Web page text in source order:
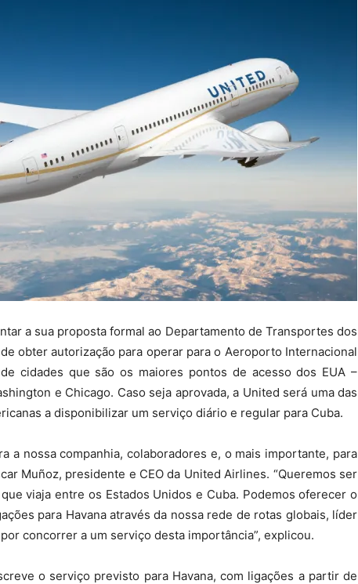
a sua proposta formal ao Departamento de Transportes dos
obter autorização para operar para o Aeroporto Internacional
cidades que são os maiores pontos de acesso dos EUA –
e Chicago. Caso seja aprovada, a United será uma das
a disponibilizar um serviço diário e regular para Cuba.
a nossa companhia, colaboradores e, o mais importante, para
Muñoz, presidente e CEO da United Airlines. “Queremos ser
viaja entre os Estados Unidos e Cuba. Podemos oferecer o
para Havana através da nossa rede de rotas globais, líder
concorrer a um serviço desta importância”, explicou.
o serviço previsto para Havana, com ligações a partir de